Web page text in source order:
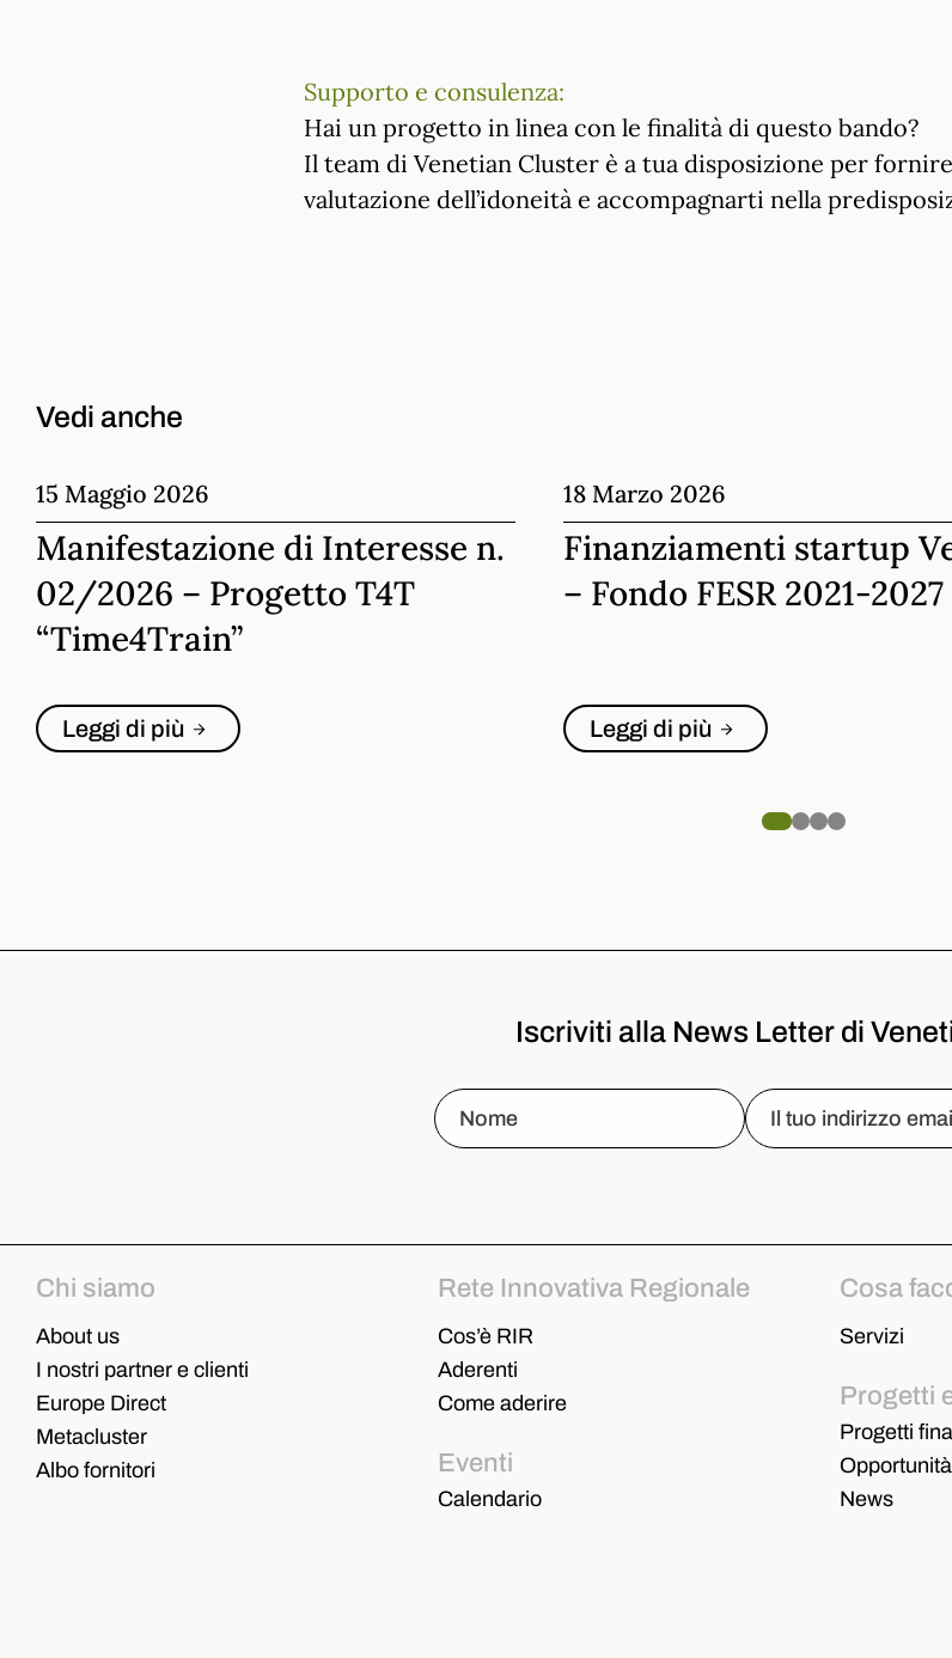
Supporto e consulenza:
Hai un progetto in linea con le finalità di questo bando?
Il team di Venetian Cluster è a tua disposizione per
valutazione dell’idoneità e accompagnarti nella
Vedi anche
15 Maggio 2026
Manifestazione di Interesse n.
02/2026 – Progetto T4T
“Time4Train”
Leggi di più
18 Marzo 2026
Finanziamenti startup
– Fondo FESR 2021-2027
Leggi di più
Iscriviti alla News Letter di
Chi siamo
About us
I nostri partner e clienti
Europe Direct
Metacluster
Albo fornitori
Rete Innovativa Regionale
Cos’è RIR
Aderenti
Come aderire
Eventi
Calendario
Cosa
Servizi
Progetti
Progetti
News